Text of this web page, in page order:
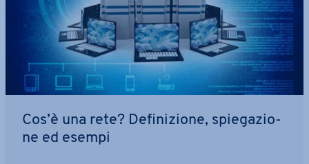
Cos’è una rete? De­fi­ni­zio­ne, spie­ga­zio­
ne ed esempi